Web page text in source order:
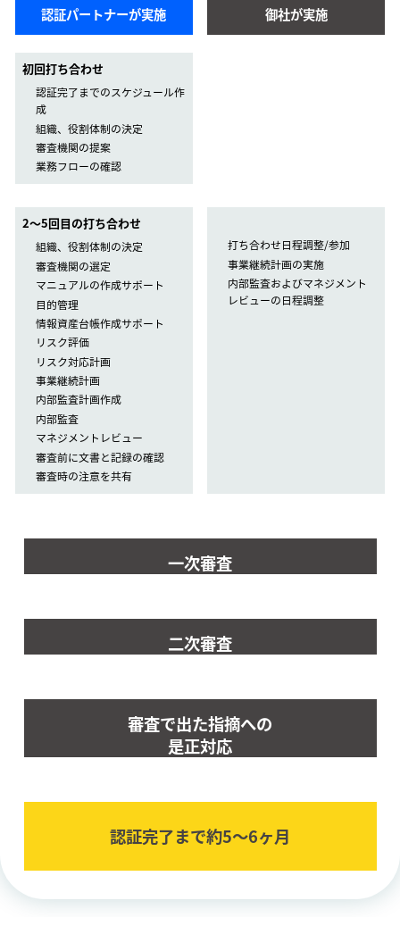
認証パートナーが実施 御社が実施
初回打ち合わせ
認証完了までのスケジュール作
成
組織、役割体制の決定
審査機関の提案
業務フローの確認
2〜5回目の打ち合わせ
組織、役割体制の決定
審査機関の選定
マニュアルの作成サポート
目的管理
情報資産台帳作成サポート
リスク評価
リスク対応計画
事業継続計画
内部監査計画作成
内部監査
マネジメントレビュー
審査前に文書と記録の確認
審査時の注意を共有
打ち合わせ日程調整/参加
事業継続計画の実施
内部監査およびマネジメント
レビューの日程調整
一次審査
二次審査
審査で出た指摘への
是正対応
認証完了まで約5〜6ヶ⽉